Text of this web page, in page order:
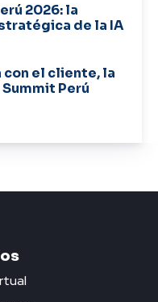
2026: la
de la IA
con el cliente, la
Perú